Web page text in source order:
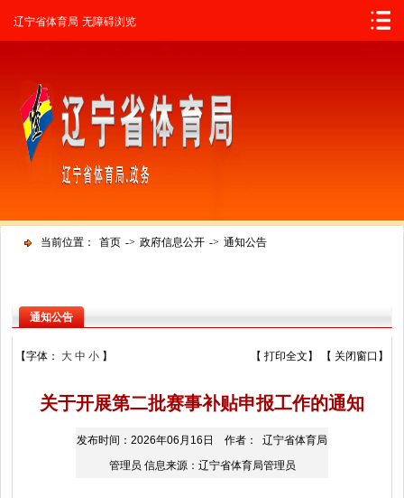
辽宁省人民政府
辽宁省体育局 无障碍浏览
当前位置： 首页 -> 政府信息公开 -> 通知公告
通知公告
【字体： 大 中 小 】 【 打印全文 】 【 关闭窗口 】
关于开展第二批赛事补贴申报工作的通知
发布时间：2026年06月16日 作者： 辽宁省体育局
管理员 信息来源：辽宁省体育局管理员